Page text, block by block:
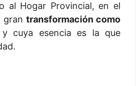
al Hogar Provincial, en el
gran transformación como
y cuya esencia es la que